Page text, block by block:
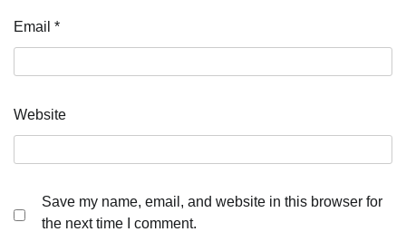
Email *
Website
Save my name, email, and website in this browser for
the next time I comment.